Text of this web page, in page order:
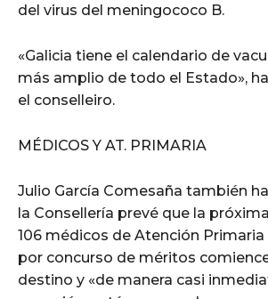
del virus del meningococo B.
«Galicia tiene el calendario de
más amplio de todo el Estado»,
el conselleiro.
MÉDICOS Y AT. PRIMARIA
Julio García Comesaña también
la Consellería prevé que la
106 médicos de Atención
por concurso de méritos
destino y «de manera casi